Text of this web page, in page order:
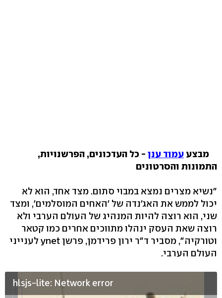
מבצע עמוד ענן - כל העדכונים, הפרשנויות,
התמונות והסרטונים
"נשיא מצרים נמצא במבוי סתום. מצד אחד, הוא לא
יכול לממש את האג'נדה של 'האחים המוסלמים', ומצד
שני, הוא רוצה להיות המנהיג של העולם הערבי ולא
רוצה שאת העסק ינהלו מתווכים אחרים כמו קטאר
וטורקיה", מסביר ד"ר ירון פרידמן, פרשן ynet לענייני
העולם הערבי.
hlsjs-lite: Network error